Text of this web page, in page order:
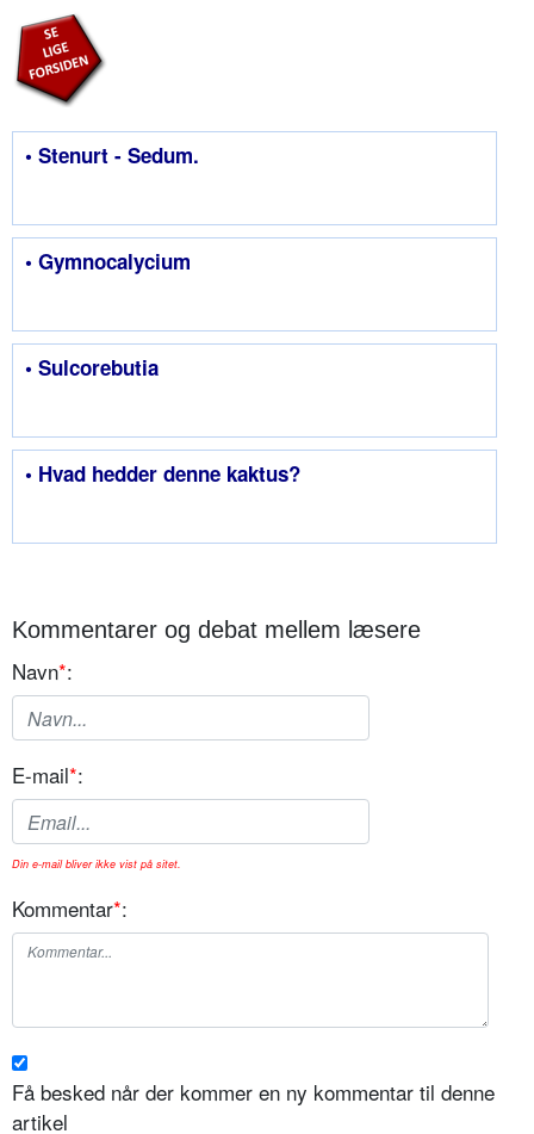
• Stenurt - Sedum.
• Gymnocalycium
• Sulcorebutia
• Hvad hedder denne kaktus?
Kommentarer og debat mellem læsere
Navn*:
E-mail*:
Din e-mail bliver ikke vist på sitet.
Kommentar*:
Få besked når der kommer en ny kommentar til denne
artikel